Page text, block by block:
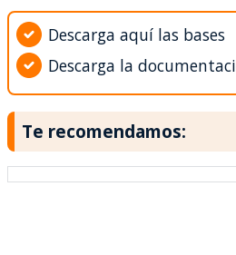
Descarga aquí las bases
Descarga la
Te recomendamos: